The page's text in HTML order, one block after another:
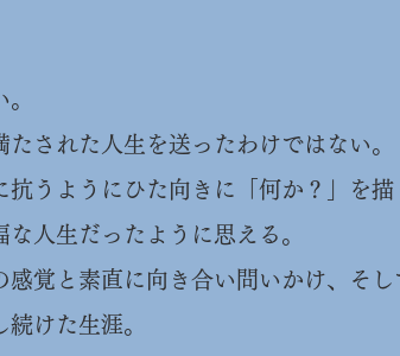
された人生を送ったわけではない。
うようにひた向きに「何か？」を描
人生だったように思える。
覚と素直に向き合い問いかけ、そし
けた生涯。